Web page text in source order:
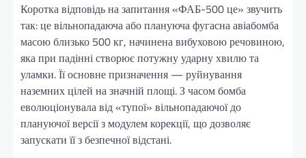
Коротка відповідь на запитання «ФАБ-500 це» звучить
так: це вільнопадаюча або плануюча фугасна авіабомба
масою близько 500 кг, начинена вибуховою речовиною,
яка при падінні створює потужну ударну хвилю та
уламки. Її основне призначення — руйнування
наземних цілей на значній площі. З часом бомба
еволюціонувала від «тупої» вільнопадаючої до
плануючої версії з модулем корекції, що дозволяє
запускати її з безпечної відстані.